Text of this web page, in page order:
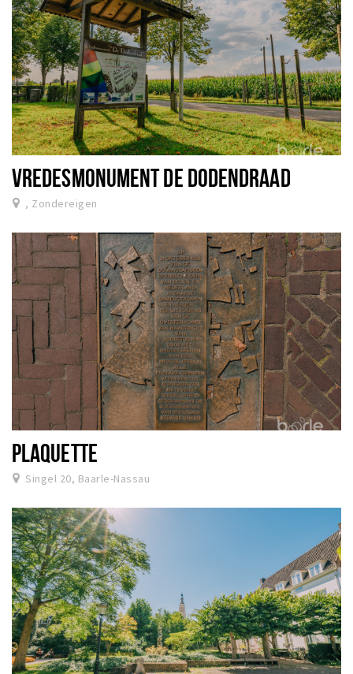
VREDESMONUMENT DE DODENDRAAD
, Zondereigen
PLAQUETTE
Singel 20, Baarle-Nassau